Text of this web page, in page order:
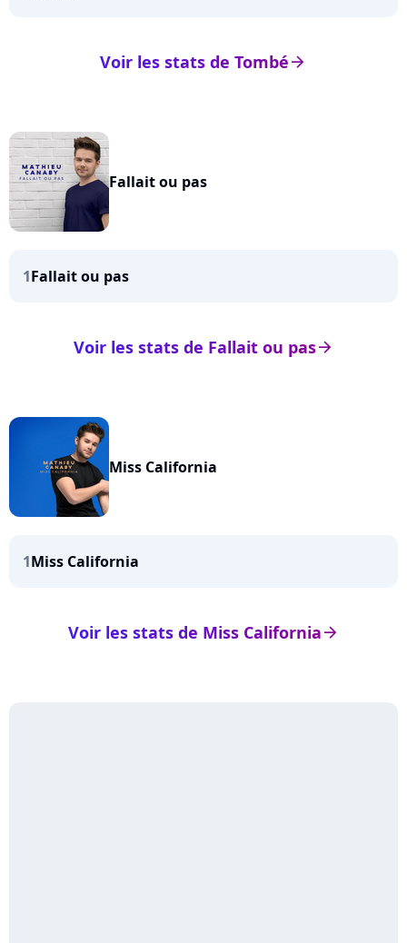
arrow_right
Voir les stats de Tombé
Fallait ou pas
1Fallait ou pas
arrow_right
Voir les stats de Fallait ou pas
Miss California
1Miss California
arrow_right
Voir les stats de Miss California